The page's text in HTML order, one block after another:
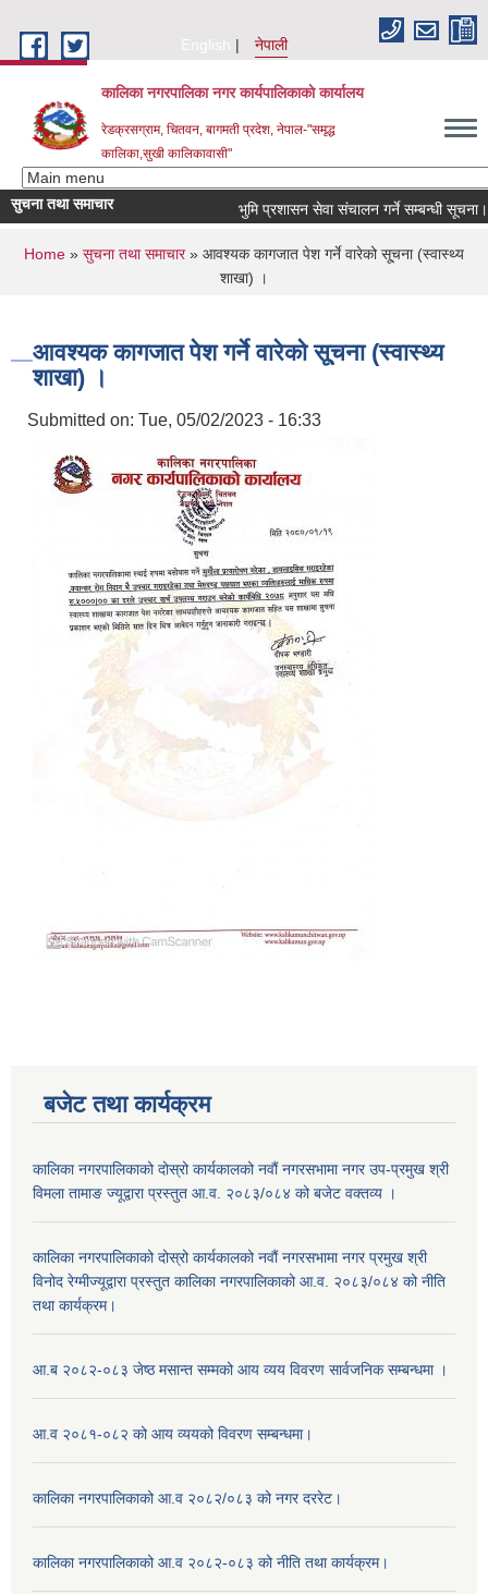
English
नेपाली
कालिका नगरपालिका नगर कार्यपालिकाकाे कार्यालय
रेडक्रसग्राम, चितवन, बागमती प्रदेश, नेपाल-"समृद्ध
कालिका,सुखी कालिकावासी"
सुचना तथा समाचार भुमि प्रशासन सेवा संचालन गर्ने सम्बन्धी सूचना।
You are here
Home » सुचना तथा समाचार» आवश्यक कागजात पेश गर्ने वारेको सू्चना (स्वास्थ्य
शाखा) ।
आवश्यक कागजात पेश गर्ने वारेको सू्चना (स्वास्थ्य
शाखा) ।
Submitted on: Tue, 05/02/2023 - 16:33
बजेट तथा कार्यक्रम
कालिका नगरपालिकाको दोस्रो कार्यकालको नवौं नगरसभामा नगर उप-प्रमुख श्री
विमला तामाङ ज्यूद्वारा प्रस्तुत आ.व. २०८३/०८४ को बजेट वक्तव्य ।
कालिका नगरपालिकाको दोस्रो कार्यकालको नवौं नगरसभामा नगर प्रमुख श्री
विनोद रेग्मीज्यूद्वारा प्रस्तुत कालिका नगरपालिकाको आ.व. २०८३/०८४ को नीति
तथा कार्यक्रम।
आ.ब २०८२-०८३ जेष्ठ मसान्त सम्मको आय व्यय विवरण सार्वजनिक सम्बन्धमा ।
आ.व २०८१-०८२ को आय व्ययको विवरण सम्बन्धमा।
कालिका नगरपालिकाको आ.व २०८२/०८३ को नगर दररेट।
कालिका नगरपालिकाको आ.व २०८२-०८३ को नीति तथा कार्यक्रम।